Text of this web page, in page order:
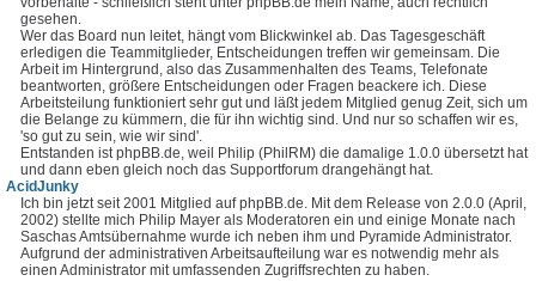
gesehen.
Wer das Board nun leitet, hängt vom Blickwinkel ab. Das Tagesgeschäft
erledigen die Teammitglieder, Entscheidungen treffen wir gemeinsam. Die
Arbeit im Hintergrund, also das Zusammenhalten des Teams, Telefonate
beantworten, größere Entscheidungen oder Fragen beackere ich. Diese
Arbeitsteilung funktioniert sehr gut und läßt jedem Mitglied genug Zeit, sich um
die Belange zu kümmern, die für ihn wichtig sind. Und nur so schaffen wir es,
'so gut zu sein, wie wir sind'.
Entstanden ist phpBB.de, weil Philip (PhilRM) die damalige 1.0.0 übersetzt hat
und dann eben gleich noch das Supportforum drangehängt hat.
AcidJunky
Ich bin jetzt seit 2001 Mitglied auf phpBB.de. Mit dem Release von 2.0.0 (April,
2002) stellte mich Philip Mayer als Moderatoren ein und einige Monate nach
Saschas Amtsübernahme wurde ich neben ihm und Pyramide Administrator.
Aufgrund der administrativen Arbeitsaufteilung war es notwendig mehr als
einen Administrator mit umfassenden Zugriffsrechten zu haben.